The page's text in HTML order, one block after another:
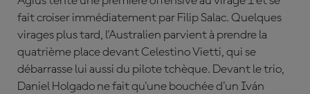
fait croiser immédiatement par Filip Salac. Quelques
virages plus tard, l'Australien parvient à prendre la
quatrième place devant Celestino Vietti, qui se
débarrasse lui aussi du pilote tchèque. Devant le trio,
Daniel Holgado ne fait qu'une bouchée d'un Iván